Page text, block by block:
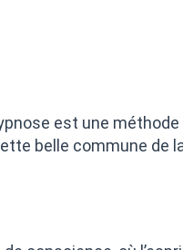
est une
belle commune de